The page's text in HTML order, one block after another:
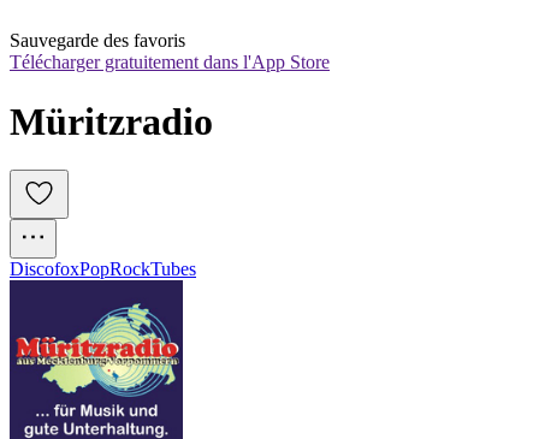
Sauvegarde des favoris
Télécharger gratuitement dans l'App Store
Müritzradio
DiscofoxPopRockTubes